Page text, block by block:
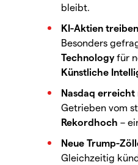
bleibt.
KI-Aktien
Besonders
Technologyfür
Künstliche
Nasdaq erreicht
Getrieben vom
Rekordhoch –
Neue Trump-
Gleichzeitig